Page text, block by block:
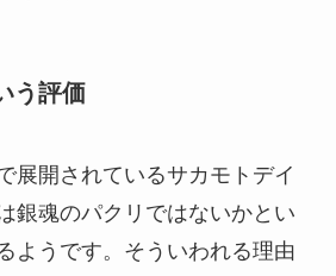
う評価
展開されているサカモトデイ
銀魂のパクリではないかとい
ようです。そういわれる理由